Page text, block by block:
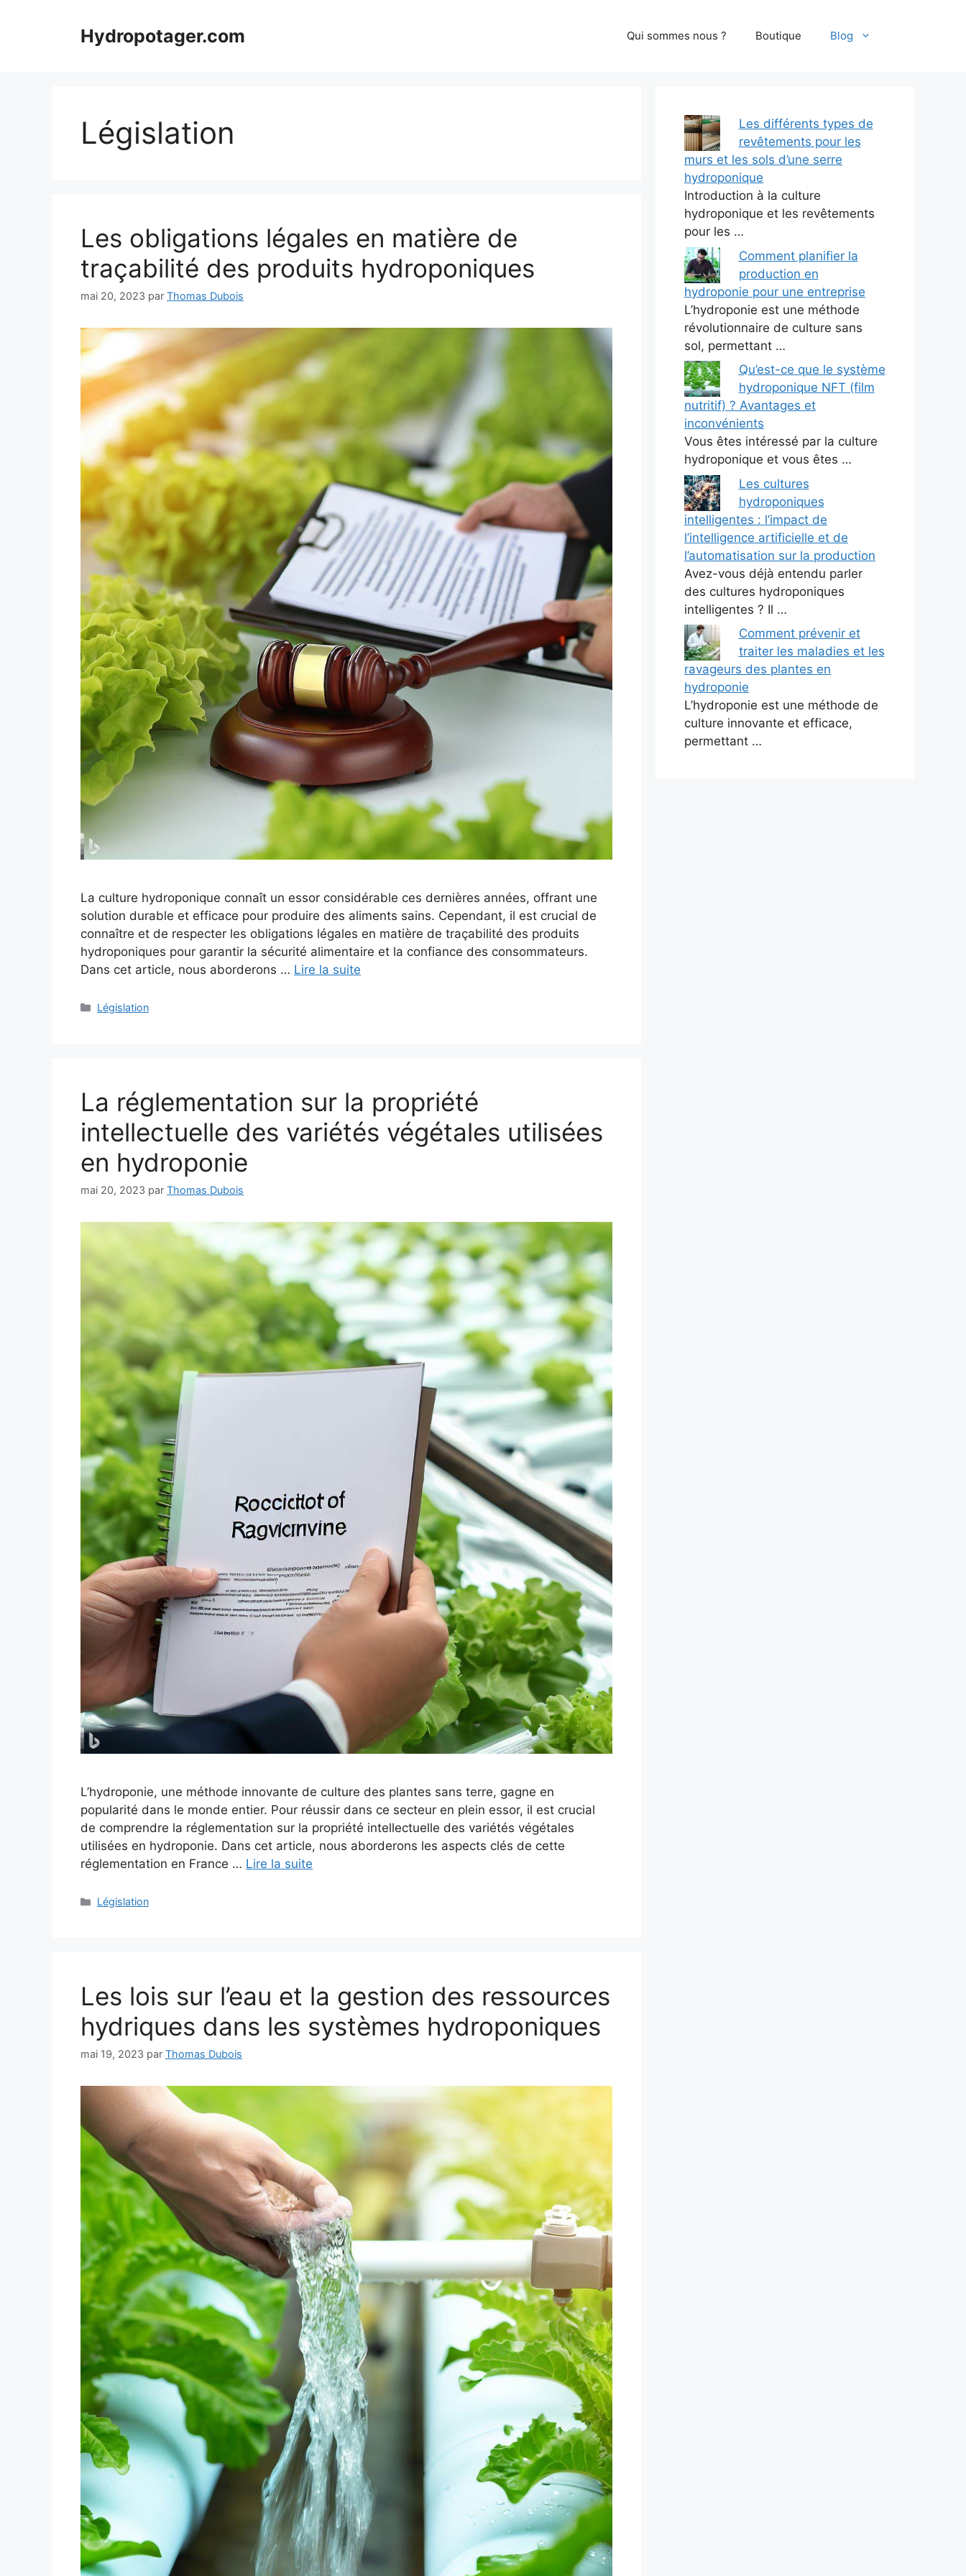
Hydropotager.com Qui sommes nous ? Boutique Blog
Législation
Les obligations légales en matière de
traçabilité des produits hydroponiques
mai 20, 2023 par Thomas Dubois
La culture hydroponique connaît un essor considérable ces dernières années, offrant une
solution durable et efficace pour produire des aliments sains. Cependant, il est crucial de
connaître et de respecter les obligations légales en matière de traçabilité des produits
hydroponiques pour garantir la sécurité alimentaire et la confiance des consommateurs.
Dans cet article, nous aborderons … Lire la suite
Catégories
Législation
La réglementation sur la propriété
intellectuelle des variétés végétales utilisées
en hydroponie
mai 20, 2023 par Thomas Dubois
L’hydroponie, une méthode innovante de culture des plantes sans terre, gagne en
popularité dans le monde entier. Pour réussir dans ce secteur en plein essor, il est crucial
de comprendre la réglementation sur la propriété intellectuelle des variétés végétales
utilisées en hydroponie. Dans cet article, nous aborderons les aspects clés de cette
réglementation en France … Lire la suite
Catégories
Législation
Les lois sur l’eau et la gestion des ressources
hydriques dans les systèmes hydroponiques
mai 19, 2023 par Thomas Dubois
Les différents types de
revêtements pour les
murs et les sols d’une serre
hydroponique
Introduction à la culture
hydroponique et les revêtements
pour les …
Comment planifier la
production en
hydroponie pour une entreprise
L’hydroponie est une méthode
révolutionnaire de culture sans
sol, permettant …
Qu’est-ce que le système
hydroponique NFT (film
nutritif) ? Avantages et
inconvénients
Vous êtes intéressé par la culture
hydroponique et vous êtes …
Les cultures
hydroponiques
intelligentes : l’impact de
l’intelligence artificielle et de
l’automatisation sur la production
Avez-vous déjà entendu parler
des cultures hydroponiques
intelligentes ? Il …
Comment prévenir et
traiter les maladies et les
ravageurs des plantes en
hydroponie
L’hydroponie est une méthode de
culture innovante et efficace,
permettant …